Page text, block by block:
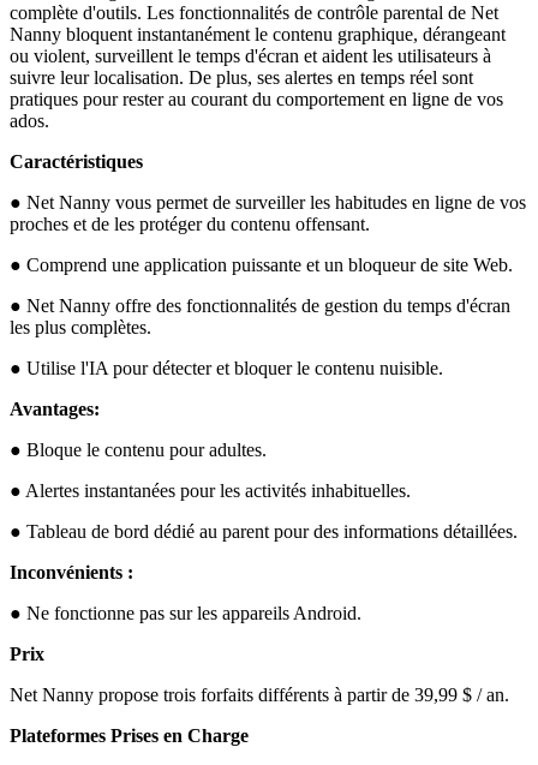
complète d'outils. Les fonctionnalités de contrôle parental de Net
Nanny bloquent instantanément le contenu graphique, dérangeant
ou violent, surveillent le temps d'écran et aident les utilisateurs à
suivre leur localisation. De plus, ses alertes en temps réel sont
pratiques pour rester au courant du comportement en ligne de vos
ados.
Caractéristiques
● Net Nanny vous permet de surveiller les habitudes en ligne de vos
proches et de les protéger du contenu offensant.
● Comprend une application puissante et un bloqueur de site Web.
● Net Nanny offre des fonctionnalités de gestion du temps d'écran
les plus complètes.
● Utilise l'IA pour détecter et bloquer le contenu nuisible.
Avantages:
● Bloque le contenu pour adultes.
● Alertes instantanées pour les activités inhabituelles.
● Tableau de bord dédié au parent pour des informations détaillées.
Inconvénients :
● Ne fonctionne pas sur les appareils Android.
Prix
Net Nanny propose trois forfaits différents à partir de 39,99 $ / an.
Plateformes Prises en Charge